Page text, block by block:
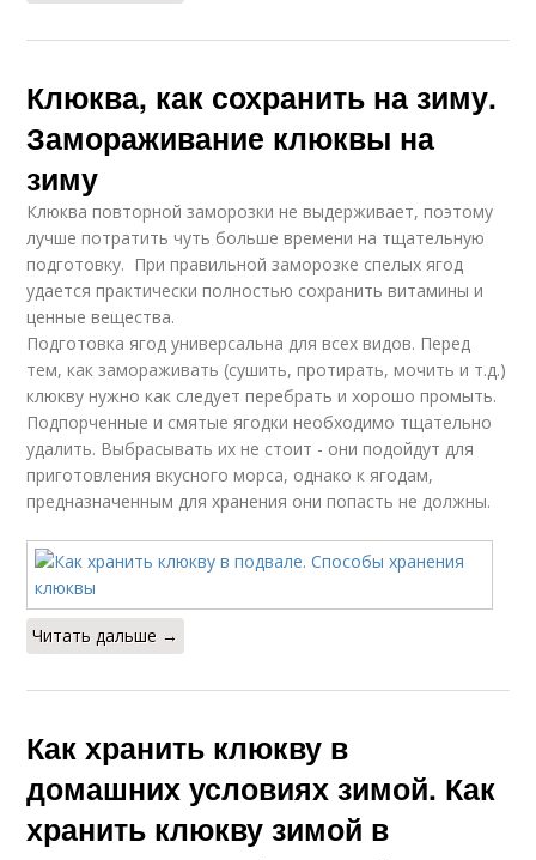
Клюква, как сохранить на зиму.
Замораживание клюквы на
зиму
Клюква повторной заморозки не выдерживает, поэтому
лучше потратить чуть больше времени на тщательную
подготовку. При правильной заморозке спелых ягод
удается практически полностью сохранить витамины и
ценные вещества.
Подготовка ягод универсальна для всех видов. Перед
тем, как замораживать (сушить, протирать, мочить и т.д.)
клюкву нужно как следует перебрать и хорошо промыть.
Подпорченные и смятые ягодки необходимо тщательно
удалить. Выбрасывать их не стоит - они подойдут для
приготовления вкусного морса, однако к ягодам,
предназначенным для хранения они попасть не должны.
Читать дальше →
Как хранить клюкву в
домашних условиях зимой. Как
хранить клюкву зимой в